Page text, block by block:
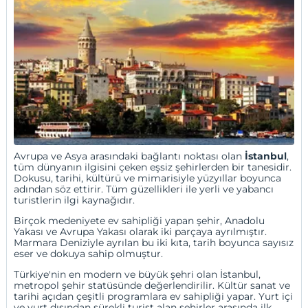
Avrupa ve Asya arasındaki bağlantı noktası olan İstanbul,
tüm dünyanın ilgisini çeken eşsiz şehirlerden bir tanesidir.
Dokusu, tarihi, kültürü ve mimarisiyle yüzyıllar boyunca
adından söz ettirir. Tüm güzellikleri ile yerli ve yabancı
turistlerin ilgi kaynağıdır.
Birçok medeniyete ev sahipliği yapan şehir,Anadolu
Yakası veAvrupa Yakası olarak iki parçaya ayrılmıştır.
Marmara Deniziyle ayrılan bu iki kıta, tarih boyunca sayısız
eser ve dokuya sahip olmuştur.
Türkiye'nin en modern ve büyük şehri olan İstanbul,
metropol şehir statüsünde değerlendirilir. Kültür sanat ve
tarihi açıdan çeşitli programlara ev sahipliği yapar. Yurt içi